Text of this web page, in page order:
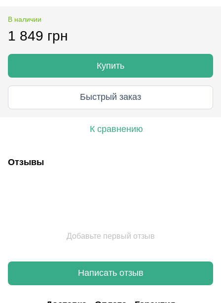
В наличии
1 849 грн
Купить
Быстрый заказ
К сравнению
Отзывы
Добавьте первый отзыв
Написать отзыв